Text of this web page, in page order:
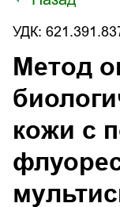
УДК:
Метод
кожи с